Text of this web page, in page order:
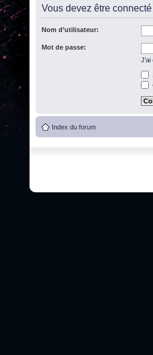
Vous devez être
Nom d’utilisateur:
Mot de passe:
Index du forum